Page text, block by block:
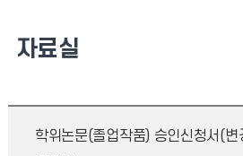
자료실
학위논문(졸업작품) 승인신청서(